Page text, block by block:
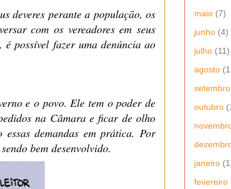
deveres perante a população, os
com os vereadores em seus
possível fazer uma denúncia ao
e o povo. Ele tem o poder de
na Câmara e ficar de olho
demandas em prática. Por
bem desenvolvido.
maio (7)
junho (4)
julho (11)
agosto
setembro
outubro
janeiro
fevereiro